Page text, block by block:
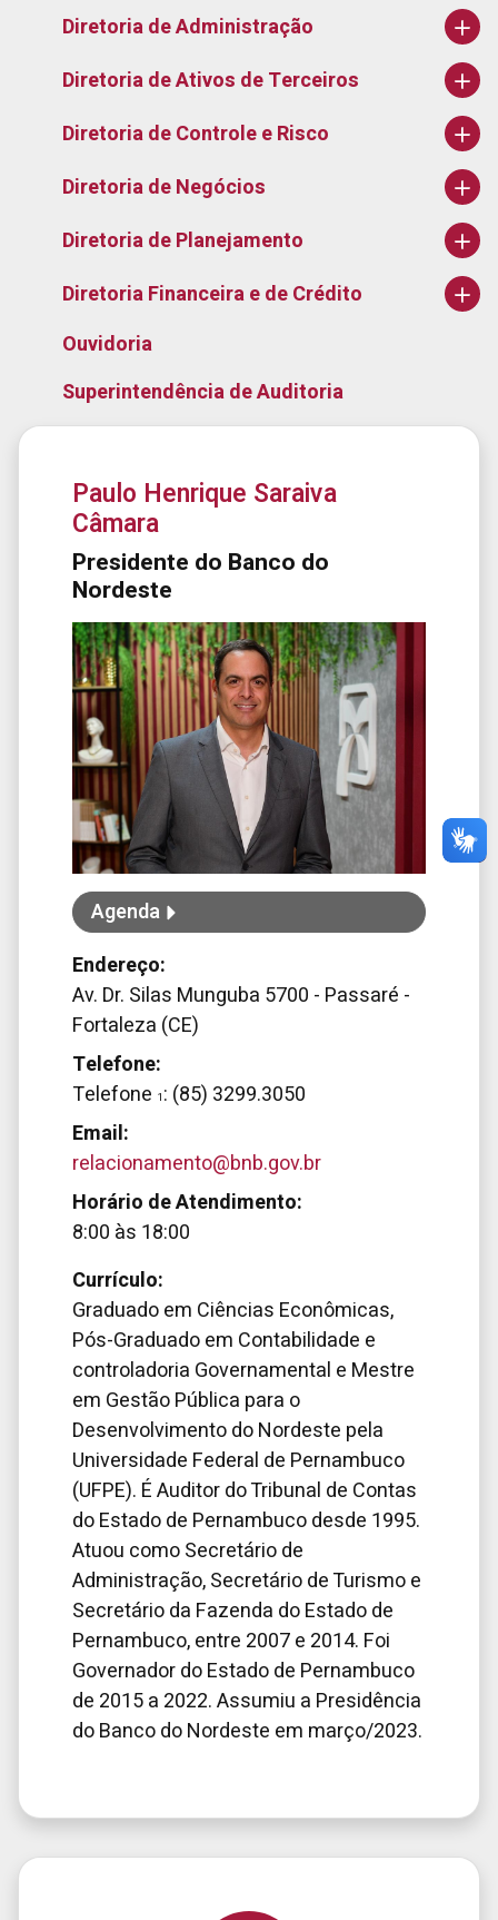
Diretoria de Administração
Diretoria de Ativos de Terceiros
Diretoria de Controle e Risco
Diretoria de Negócios
Diretoria de Planejamento
Diretoria Financeira e de Crédito
Ouvidoria
Superintendência de Auditoria
Paulo Henrique Saraiva
Câmara
Presidente do Banco do
Nordeste
Agenda
Endereço:
Av. Dr. Silas Munguba 5700 - Passaré -
Fortaleza (CE)
Telefone:
Telefone 1 : (85) 3299.3050
Email:
relacionamento@bnb.gov.br
Horário de Atendimento:
8:00 às 18:00
Currículo:
Graduado em Ciências Econômicas,
Pós-Graduado em Contabilidade e
controladoria Governamental e Mestre
em Gestão Pública para o
Desenvolvimento do Nordeste pela
Universidade Federal de Pernambuco
(UFPE). É Auditor do Tribunal de Contas
do Estado de Pernambuco desde 1995.
Atuou como Secretário de
Administração, Secretário de Turismo e
Secretário da Fazenda do Estado de
Pernambuco, entre 2007 e 2014. Foi
Governador do Estado de Pernambuco
de 2015 a 2022. Assumiu a Presidência
do Banco do Nordeste em março/2023.